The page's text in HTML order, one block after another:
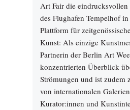
Art Fair die eindrucksvollen
des Flughafen Tempelhof
Plattform für
Kunst: Als einzige
Partnerin der Berlin Art
konzentrierten Überblick
Strömungen und ist zudem
von internationalen
Kurator:innen und